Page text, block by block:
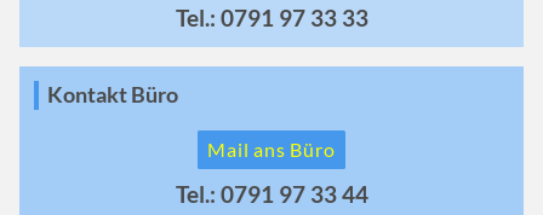
Tel.: 0791 97 33 33
Kontakt Büro
Mail ans Büro
Tel.: 0791 97 33 44